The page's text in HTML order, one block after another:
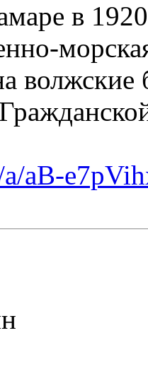
в
волжские
aB-